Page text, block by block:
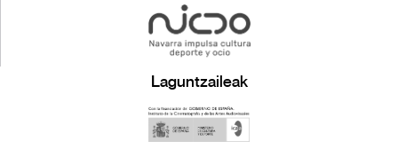
Laguntzaileak